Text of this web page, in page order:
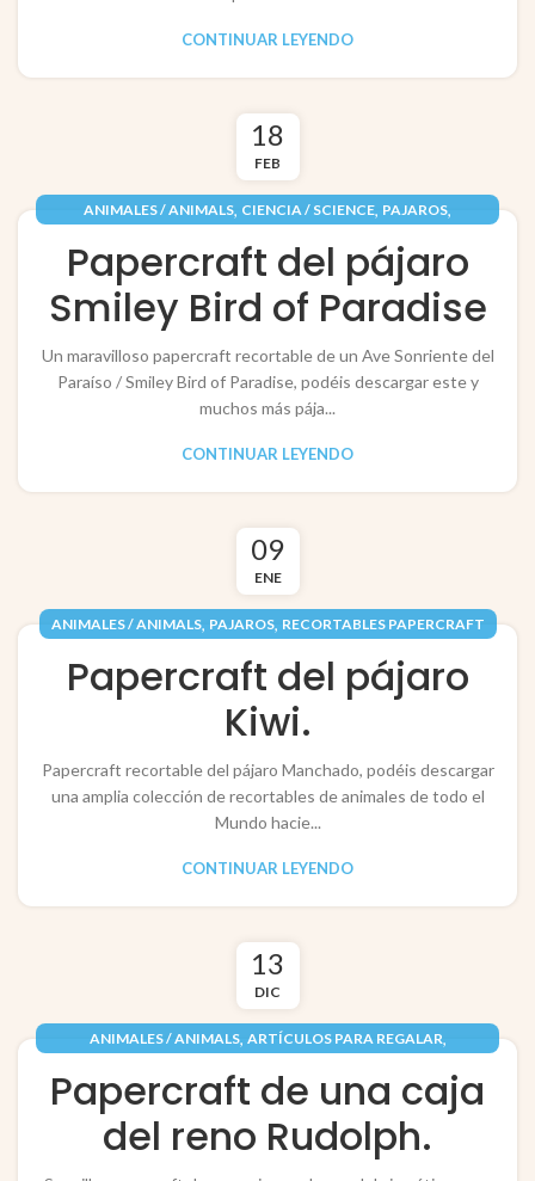
CONTINUAR LEYENDO
18
FEB
ANIMALES / ANIMALS, CIENCIA / SCIENCE, PAJAROS,
Papercraft del pájaro
Smiley Bird of Paradise
Un maravilloso papercraft recortable de un Ave Sonriente del
Paraíso / Smiley Bird of Paradise, podéis descargar este y
muchos más pája...
CONTINUAR LEYENDO
09
ENE
ANIMALES / ANIMALS, PAJAROS, RECORTABLES PAPERCRAFT
Papercraft del pájaro
Kiwi.
Papercraft recortable del pájaro Manchado, podéis descargar
una amplia colección de recortables de animales de todo el
Mundo hacie...
CONTINUAR LEYENDO
13
DIC
ANIMALES / ANIMALS, ARTÍCULOS PARA REGALAR,
NAVIDAD / CHRISTMAS,PAPEL / PAPER,
RECORTABLES PAPERCRAFT
Papercraft de una caja
del reno Rudolph.